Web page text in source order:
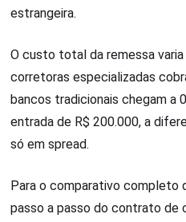
estrangeira.
O custo total da remessa
corretoras especializadas
bancos tradicionais chegam a
entrada de R$ 200.000, a
só em spread.
Para o comparativo completo
passo a passo do contrato de